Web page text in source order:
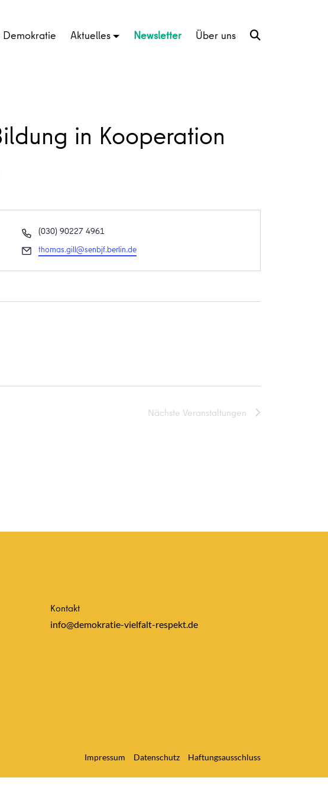
Demokratie Aktuelles Newsletter Über uns
in Kooperation
Telefon
(030) 90227 4961
Email
thomas.gill@senbjf.berlin.de
Nächste Veranstaltungen
Kontakt
info@demokratie-vielfalt-respekt.de
Impressum Datenschutz Haftungsausschluss